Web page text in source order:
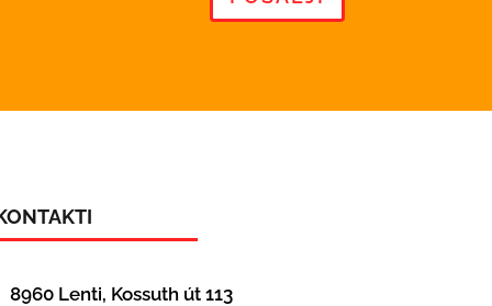
8960 Lenti, Kossuth út 113